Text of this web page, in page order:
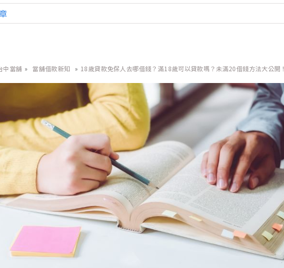
中當舖 » 當舖借款新知 » 18歲貸款免保人去哪借錢？滿18歲可以貸款嗎？未滿20借錢方法大公開！